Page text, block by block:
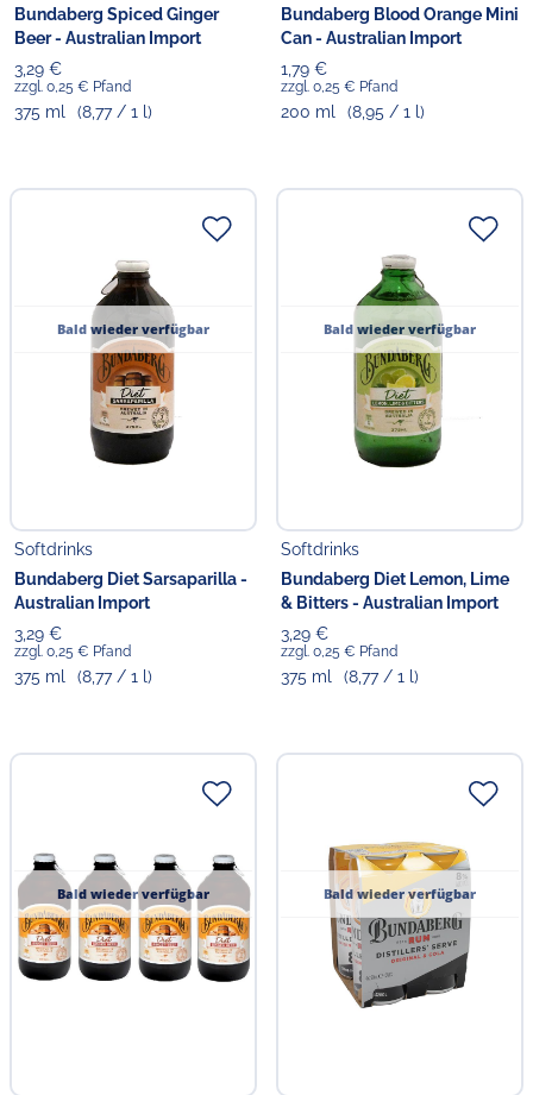
Bundaberg Spiced Ginger
Beer - Australian Import
3,29 €
zzgl. 0,25 € Pfand
375 ml (8,77 / 1 l)
Bundaberg Blood Orange Mini
Can - Australian Import
1,79 €
zzgl. 0,25 € Pfand
200 ml (8,95 / 1 l)
Bald wieder verfügbar
Softdrinks
Bundaberg Diet Sarsaparilla -
Australian Import
3,29 €
zzgl. 0,25 € Pfand
375 ml (8,77 / 1 l)
Bald wieder verfügbar
Softdrinks
Bundaberg Diet Lemon, Lime
& Bitters - Australian Import
3,29 €
zzgl. 0,25 € Pfand
375 ml (8,77 / 1 l)
Bald wieder verfügbar Bald wieder verfügbar